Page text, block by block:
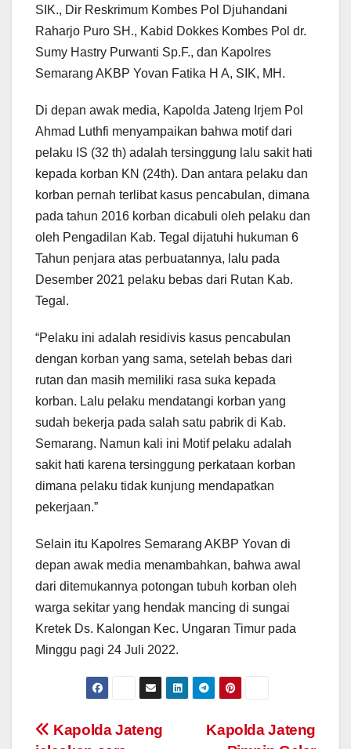
SIK., Dir Reskrimum Kombes Pol Djuhandani
Raharjo Puro SH., Kabid Dokkes Kombes Pol dr.
Sumy Hastry Purwanti Sp.F., dan Kapolres
Semarang AKBP Yovan Fatika H A, SIK, MH.
Di depan awak media, Kapolda Jateng Irjem Pol
Ahmad Luthfi menyampaikan bahwa motif dari
pelaku IS (32 th) adalah tersinggung lalu sakit hati
kepada korban KN (24th). Dan antara pelaku dan
korban pernah terlibat kasus pencabulan, dimana
pada tahun 2016 korban dicabuli oleh pelaku dan
oleh Pengadilan Kab. Tegal dijatuhi hukuman 6
Tahun penjara atas perbuatannya, lalu pada
Desember 2021 pelaku bebas dari Rutan Kab.
Tegal.
“Pelaku ini adalah residivis kasus pencabulan
dengan korban yang sama, setelah bebas dari
rutan dan masih memiliki rasa suka kepada
korban. Lalu pelaku mendatangi korban yang
sudah bekerja pada salah satu pabrik di Kab.
Semarang. Namun kali ini Motif pelaku adalah
sakit hati karena tersinggung perkataan korban
dimana pelaku tidak kunjung mendapatkan
pekerjaan.”
Selain itu Kapolres Semarang AKBP Yovan di
depan awak media menambahkan, bahwa awal
dari ditemukannya potongan tubuh korban oleh
warga sekitar yang hendak mancing di sungai
Kretek Ds. Kalongan Kec. Ungaran Timur pada
Minggu pagi 24 Juli 2022.
Post
Kapolda Jateng
Kapolda Jateng